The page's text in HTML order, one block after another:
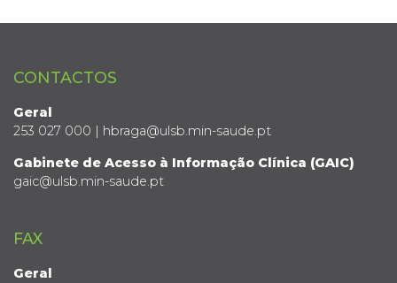
CONTACTOS
Geral
253 027 000 | hbraga@ulsb.min-saude.pt
Gabinete de Acesso à Informação Clínica (GAIC)
gaic@ulsb.min-saude.pt
FAX
Geral